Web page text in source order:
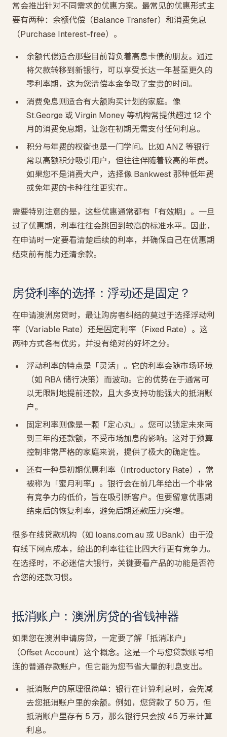
常会推出针对不同需求的优惠方案。最常见的优惠形式主
要有两种：余额代偿（Balance Transfer）和消费免息
（Purchase Interest-free）。
余额代偿适合那些目前背负着高息卡债的朋友。通过
将欠款转移到新银行，可以享受长达一年甚至更久的
零利率期，这为您清偿本金争取了宝贵的时间。
消费免息则适合有大额购买计划的家庭。像
St.George 或 Virgin Money 等机构常提供超过 12 个
月的消费免息期，让您在初期无需支付任何利息。
积分与年费的权衡也是一门学问。比如 ANZ 等银行
常以高额积分吸引用户，但往往伴随着较高的年费。
如果您不是消费大户，选择像 Bankwest 那种低年费
或免年费的卡种往往更实在。
需要特别注意的是，这些优惠通常都有「有效期」。一旦
过了优惠期，利率往往会跳回到较高的标准水平。因此，
在申请时一定要看清楚后续的利率，并确保自己在优惠期
结束前有能力还清余款。
房贷利率的选择：浮动还是固定？
在申请澳洲房贷时，最让购房者纠结的莫过于选择浮动利
率（Variable Rate）还是固定利率（Fixed Rate）。这
两种方式各有优劣，并没有绝对的好坏之分。
浮动利率的特点是「灵活」。它的利率会随市场环境
（如 RBA 储行决策）而波动。它的优势在于通常可
以无限制地提前还款，且大多支持功能强大的抵消账
户。
固定利率则像是一颗「定心丸」。您可以锁定未来两
到三年的还款额，不受市场加息的影响。这对于预算
控制非常严格的家庭来说，提供了极大的确定性。
还有一种是初期优惠利率（Introductory Rate），常
被称为「蜜月利率」。银行会在前几年给出一个非常
有竞争力的低价，旨在吸引新客户。但要留意优惠期
结束后的恢复利率，避免后期还款压力突增。
很多在线贷款机构（如 loans.com.au 或 UBank）由于没
有线下网点成本，给出的利率往往比四大行更有竞争力。
在选择时，不必迷信大银行，关键要看产品的功能是否符
合您的还款习惯。
抵消账户：澳洲房贷的省钱神器
如果您在澳洲申请房贷，一定要了解「抵消账户」
（Offset Account）这个概念。这是一个与您贷款账号相
连的普通存款账户，但它能为您节省大量的利息支出。
抵消账户的原理很简单：银行在计算利息时，会先减
去您抵消账户里的余额。例如，您贷款了 50 万，但
抵消账户里存有 5 万，那么银行只会按 45 万来计算
利息。